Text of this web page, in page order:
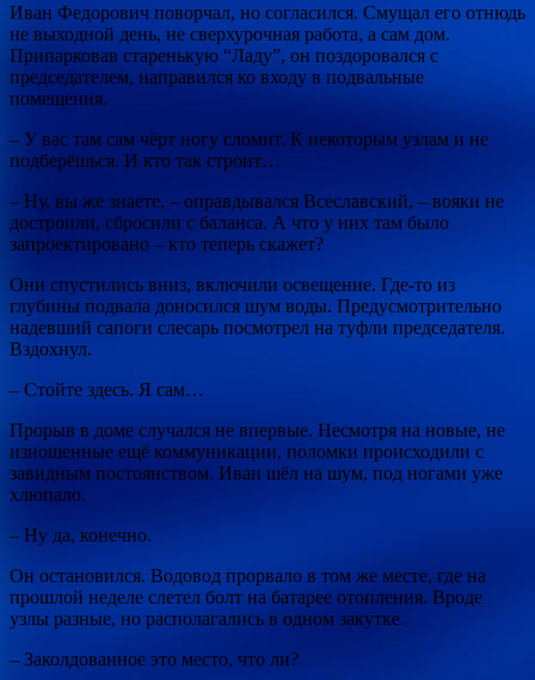
Иван Федорович поворчал, но согласился. Смущал его отнюдь
не выходной день, не сверхурочная работа, а сам дом.
Припарковав старенькую “Ладу”, он поздоровался с
председателем, направился ко входу в подвальные
помещения.
– У вас там сам чёрт ногу сломит. К некоторым узлам и не
подберёшься. И кто так строит…
– Ну, вы же знаете, – оправдывался Всеславский, – вояки не
достроили, сбросили с баланса. А что у них там было
запроектировано – кто теперь скажет?
Они спустились вниз, включили освещение. Где-то из
глубины подвала доносился шум воды. Предусмотрительно
надевший сапоги слесарь посмотрел на туфли председателя.
Вздохнул.
– Стойте здесь. Я сам…
Прорыв в доме случался не впервые. Несмотря на новые, не
изношенные ещё коммуникации, поломки происходили с
завидным постоянством. Иван шёл на шум, под ногами уже
хлюпало.
– Ну да, конечно.
Он остановился. Водовод прорвало в том же месте, где на
прошлой неделе слетел болт на батарее отопления. Вроде
узлы разные, но располагались в одном закутке.
– Заколдованное это место, что ли?